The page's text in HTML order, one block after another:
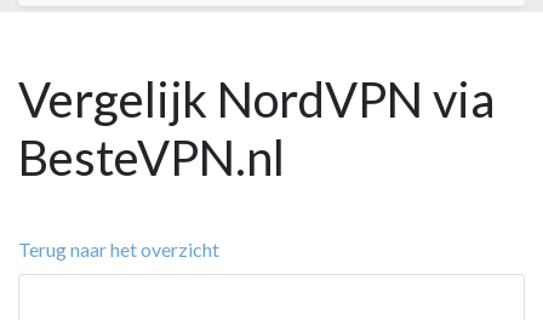
Vergelijk NordVPN via
BesteVPN.nl
Terug naar het overzicht